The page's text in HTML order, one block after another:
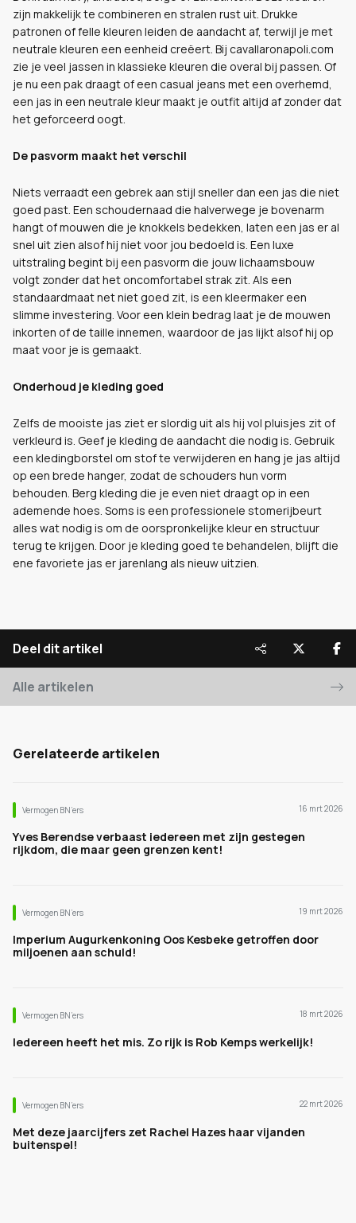
zijn makkelijk te combineren en stralen rust uit. Drukke
patronen of felle kleuren leiden de aandacht af, terwijl je met
neutrale kleuren een eenheid creëert. Bij cavallaronapoli.com
zie je veel jassen in klassieke kleuren die overal bij passen. Of
je nu een pak draagt of een casual jeans met een overhemd,
een jas in een neutrale kleur maakt je outfit altijd af zonder dat
het geforceerd oogt.
De pasvorm maakt het verschil
Niets verraadt een gebrek aan stijl sneller dan een jas die niet
goed past. Een schoudernaad die halverwege je bovenarm
hangt of mouwen die je knokkels bedekken, laten een jas er al
snel uit zien alsof hij niet voor jou bedoeld is. Een luxe
uitstraling begint bij een pasvorm die jouw lichaamsbouw
volgt zonder dat het oncomfortabel strak zit. Als een
standaardmaat net niet goed zit, is een kleermaker een
slimme investering. Voor een klein bedrag laat je de mouwen
inkorten of de taille innemen, waardoor de jas lijkt alsof hij op
maat voor je is gemaakt.
Onderhoud je kleding goed
Zelfs de mooiste jas ziet er slordig uit als hij vol pluisjes zit of
verkleurd is. Geef je kleding de aandacht die nodig is. Gebruik
een kledingborstel om stof te verwijderen en hang je jas altijd
op een brede hanger, zodat de schouders hun vorm
behouden. Berg kleding die je even niet draagt op in een
ademende hoes. Soms is een professionele stomerijbeurt
alles wat nodig is om de oorspronkelijke kleur en structuur
terug te krijgen. Door je kleding goed te behandelen, blijft die
ene favoriete jas er jarenlang als nieuw uitzien.
Deel dit artikel
Alle artikelen
Gerelateerde artikelen
Vermogen BN’ers 16 mrt 2026
Yves Berendse verbaast iedereen met zijn gestegen
rijkdom, die maar geen grenzen kent!
Vermogen BN’ers 19 mrt 2026
Imperium Augurkenkoning Oos Kesbeke getroffen door
miljoenen aan schuld!
Vermogen BN’ers 18 mrt 2026
Iedereen heeft het mis. Zo rijk is Rob Kemps werkelijk!
Vermogen BN’ers 22 mrt 2026
Met deze jaarcijfers zet Rachel Hazes haar vijanden
buitenspel!